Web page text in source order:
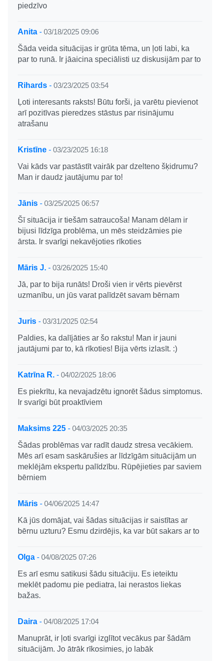
piedzīvo
Anita - 03/18/2025 09:06
Šāda veida situācijas ir grūta tēma, un ļoti labi, ka
par to runā. Ir jāaicina speciālisti uz diskusijām par to
Rihards - 03/23/2025 03:54
Ļoti interesants raksts! Būtu forši, ja varētu pievienot
arī pozitīvas pieredzes stāstus par risinājumu
atrašanu
Kristīne - 03/23/2025 16:18
Vai kāds var pastāstīt vairāk par dzelteno šķidrumu?
Man ir daudz jautājumu par to!
Jānis - 03/25/2025 06:57
Šī situācija ir tiešām satraucoša! Manam dēlam ir
bijusi līdzīga problēma, un mēs steidzāmies pie
ārsta. Ir svarīgi nekavējoties rīkoties
Māris J. - 03/26/2025 15:40
Jā, par to bija runāts! Droši vien ir vērts pievērst
uzmanību, un jūs varat palīdzēt savam bērnam
Juris - 03/31/2025 02:54
Paldies, ka dalījāties ar šo rakstu! Man ir jauni
jautājumi par to, kā rīkoties! Bija vērts izlasīt. :)
Katrīna R. - 04/02/2025 18:06
Es piekrītu, ka nevajadzētu ignorēt šādus simptomus.
Ir svarīgi būt proaktīviem
Maksims 225 - 04/03/2025 20:35
Šādas problēmas var radīt daudz stresa vecākiem.
Mēs arī esam saskārušies ar līdzīgām situācijām un
meklējām ekspertu palīdzību. Rūpējieties par saviem
bērniem
Māris - 04/06/2025 14:47
Kā jūs domājat, vai šādas situācijas ir saistītas ar
bērnu uzturu? Esmu dzirdējis, ka var būt sakars ar to
Olga - 04/08/2025 07:26
Es arī esmu satikusi šādu situāciju. Es ieteiktu
meklēt padomu pie pediatra, lai nerastos liekas
bažas.
Daira - 04/08/2025 17:04
Manuprāt, ir ļoti svarīgi izglītot vecākus par šādām
situācijām. Jo ātrāk rīkosimies, jo labāk